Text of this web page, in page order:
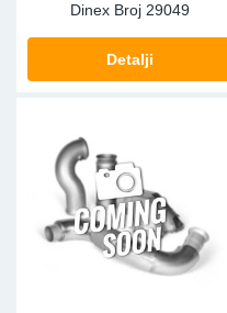
Dinex Broj 29049
Detalji